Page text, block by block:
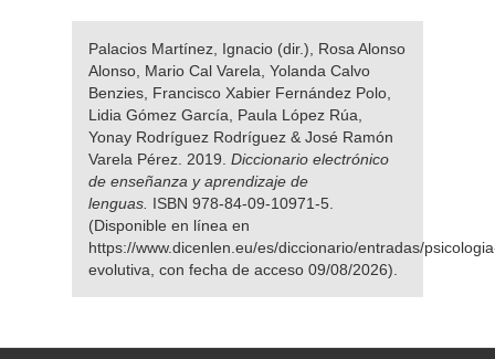
Palacios Martínez, Ignacio (dir.), Rosa Alonso
Alonso, Mario Cal Varela, Yolanda Calvo
Benzies, Francisco Xabier Fernández Polo,
Lidia Gómez García, Paula López Rúa,
Yonay Rodríguez Rodríguez & José Ramón
Varela Pérez. 2019. Diccionario electrónico
de enseñanza y aprendizaje de
lenguas. ISBN 978-84-09-10971-5.
(Disponible en línea en
https://www.dicenlen.eu/es/diccionario/entradas/
evolutiva, con fecha de acceso 09/08/2026).